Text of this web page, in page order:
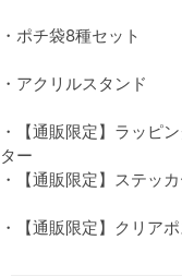
・ポチ袋8種セット
・アクリルスタンド
・【通販限定】ラッピ
ター
・【通販限定】ステッ
・【通販限定】クリア